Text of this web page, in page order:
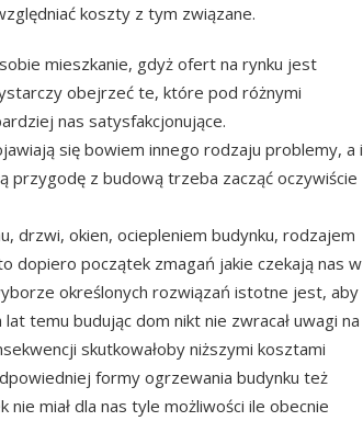
koszty z tym związane.
mieszkanie, gdyż ofert na rynku jest
obejrzeć te, które pod różnymi
nas satysfakcjonujące.
się bowiem innego rodzaju problemy, a i
przygodę z budową trzeba zacząć oczywiście
drzwi, okien, ociepleniem budynku, rodzajem
dopiero początek zmagań jakie czekają nas w
określonych rozwiązań istotne jest, aby
temu budując dom nikt nie zwracał uwagi na
skutkowałoby niższymi kosztami
formy ogrzewania budynku też
miał dla nas tyle możliwości ile obecnie